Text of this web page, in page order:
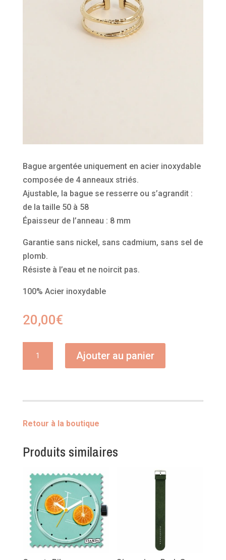
Bague argentée uniquement en acier inoxydable
composée de 4 anneaux striés.
Ajustable, la bague se resserre ou s’agrandit :
de la taille 50 à 58
Épaisseur de l’anneau : 8 mm
Garantie sans nickel, sans cadmium, sans sel de
plomb.
Résiste à l’eau et ne noircit pas.
100% Acier inoxydable
20,00€
Ajouter au panier
Retour à la boutique
Produits similaires